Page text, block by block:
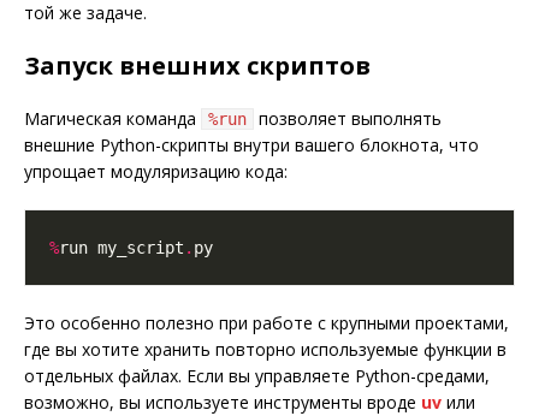
той же задаче.
Запуск внешних скриптов
Магическая команда %run
позволяет выполнять
внешние Python-скрипты внутри вашего блокнота, что
упрощает модуляризацию кода:
%run my_script .
Это особенно полезно при работе с крупными проектами,
где вы хотите хранить повторно используемые функции в
отдельных файлах. Если вы управляете Python-средами,
возможно, вы используете инструменты вроде uv или